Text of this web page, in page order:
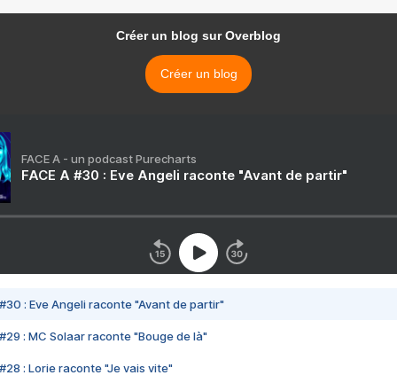
Créer un blog sur Overblog
Créer un blog
FACE A - un podcast Purecharts
FACE A #30 : Eve Angeli raconte "Avant de partir"
#30 : Eve Angeli raconte "Avant de partir"
#29 : MC Solaar raconte "Bouge de là"
#28 : Lorie raconte "Je vais vite"